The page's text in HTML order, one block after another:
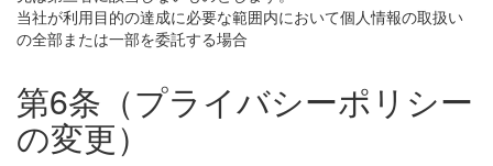
当社が利用目的の達成に必要な範囲内において個人情報の取扱い
の全部または一部を委託する場合
第6条（プライバシーポリシー
の変更）